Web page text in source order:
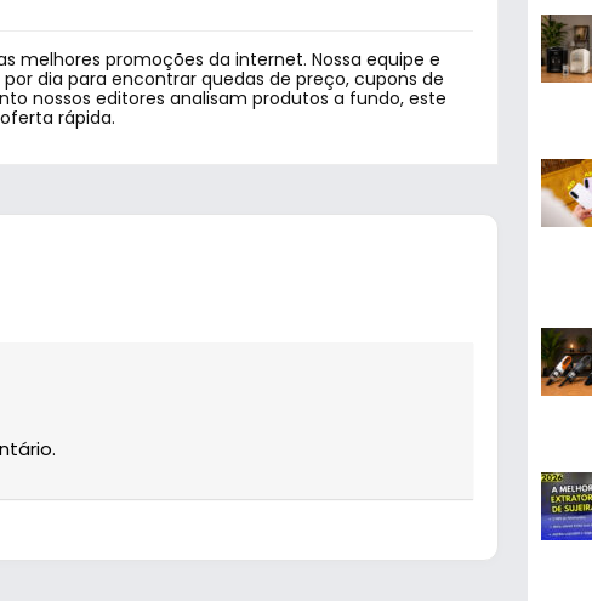
melhores promoções da internet. Nossa equipe e
dia para encontrar quedas de preço, cupons de
nossos editores analisam produtos a fundo, este
rápida.